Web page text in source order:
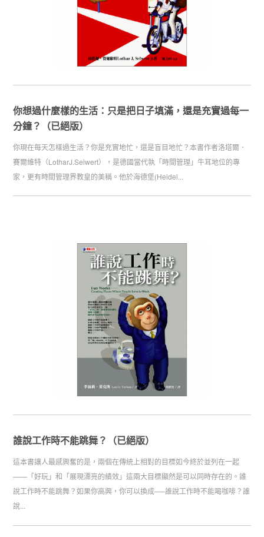
你想過什麼樣的生活：只是把日子填滿，還是充實過每一
分鐘？（已絕版）
你現在每天怎樣過生活？你是充實地忙，還是盲目地忙？本書作者洛塔爾．
賽爾維特（LotharJ.Seiwert），是德國當代執「時間管理」牛耳地位的專
家，更有時間管理界教皇的美稱。他於海德堡(Heidel...
誰說工作時不能跳舞？（已絕版）
這本書讓人最感興奮的是，兩個在傳統上相對的目標如今終於並列在一起
——「好玩」和「展現漂亮的績效」這兩大目標顯然是可以同時存在的。誰
說工作時不能跳舞？如果你高興，你可以換成──誰說工作時不能喝咖啡？誰
說...